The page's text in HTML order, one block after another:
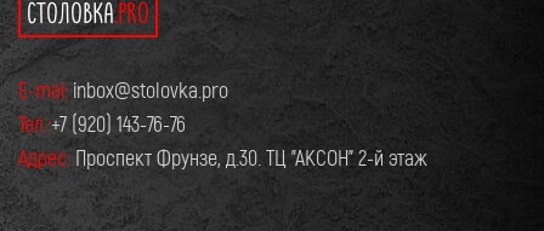
СТОЛОВКА.PRO
E-mai: inbox@stolovka.pro
Тел.:+7 (920) 143-76-76
Адрес: Проспект Фрунзе, д.30. ТЦ "АКСОН" 2-й этаж